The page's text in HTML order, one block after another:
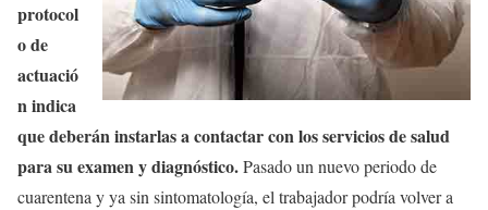
protocol
o de
actuació
n indica
que deberán instarlas a contactar con los servicios de salud
para su examen y diagnóstico.Pasado un nuevo periodo de
cuarentena y ya sin sintomatología, el trabajador podría volver a